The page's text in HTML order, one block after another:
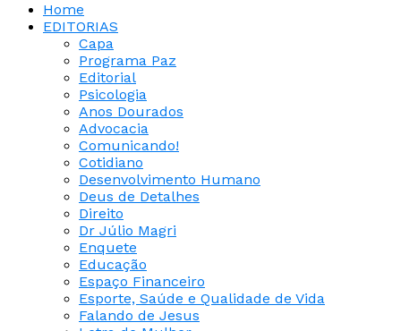
Home
EDITORIAS
Capa
Programa Paz
Editorial
Psicologia
Anos Dourados
Advocacia
Comunicando!
Cotidiano
Desenvolvimento Humano
Deus de Detalhes
Direito
Dr Júlio Magri
Enquete
Educação
Espaço Financeiro
Esporte, Saúde e Qualidade de Vida
Falando de Jesus